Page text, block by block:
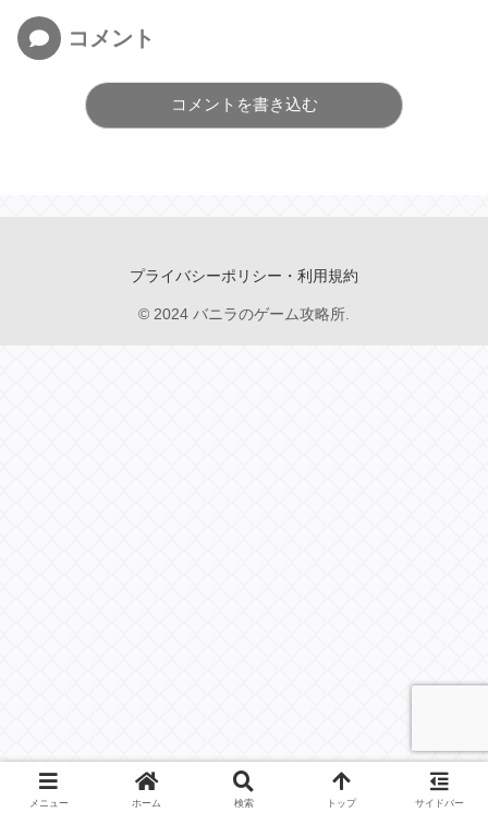
コメント
コメントを書き込む
プライバシーポリシー・利用規約
© 2024 バニラのゲーム攻略所.
メニュー ホーム 検索 トップ サイドバー